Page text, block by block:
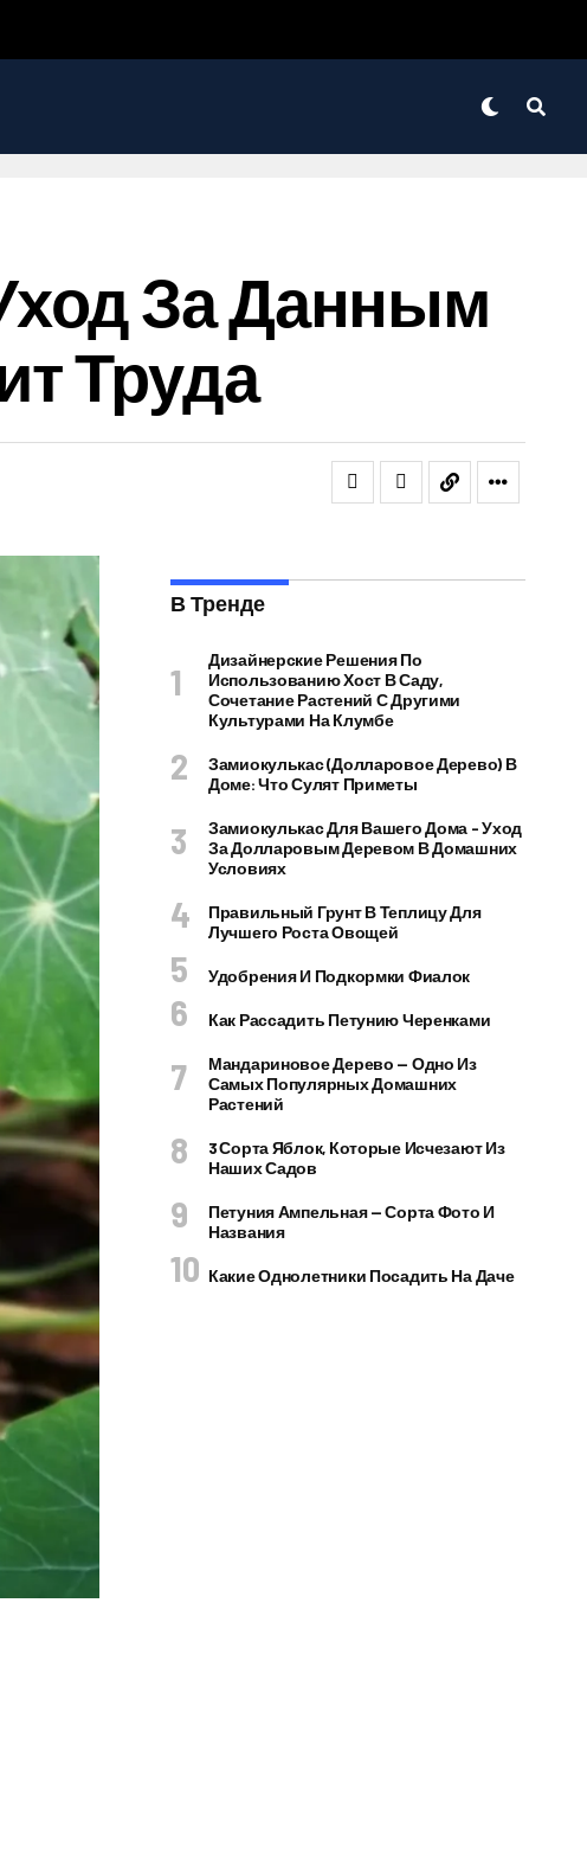
За Данным
Труда
В Тренде
Дизайнерские Решения По
Использованию Хост В Саду,
Сочетание Растений С Другими
Культурами На Клумбе
Замиокулькас (долларовое Дерево) В
Доме: Что Сулят Приметы
Замиокулькас Для Вашего Дома – Уход
За Долларовым Деревом В Домашних
Условиях
Правильный Грунт В Теплицу Для
Лучшего Роста Овощей
Удобрения И Подкормки Фиалок
Как Рассадить Петунию Черенками
Мандариновое Дерево — Одно Из
Самых Популярных Домашних
Растений
3 Сорта Яблок, Которые Исчезают Из
Наших Садов
Петуния Ампельная — Сорта Фото И
Названия
Какие Однолетники Посадить На Даче